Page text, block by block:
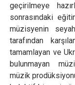
geçirilmeye
sonrasındaki
müzisyenin
tarafından
tamamlayan ve
bulunmayan
müzik